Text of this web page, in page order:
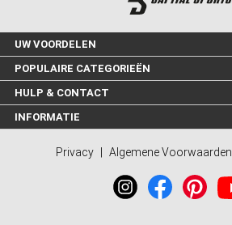
UW VOORDELEN
POPULAIRE CATEGORIEËN
HULP & CONTACT
INFORMATIE
Privacy Algemene Voorwaarden